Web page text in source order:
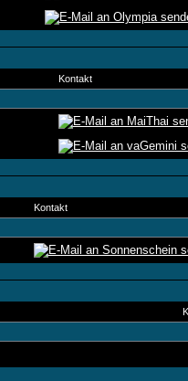
Kontakt
Kontakt